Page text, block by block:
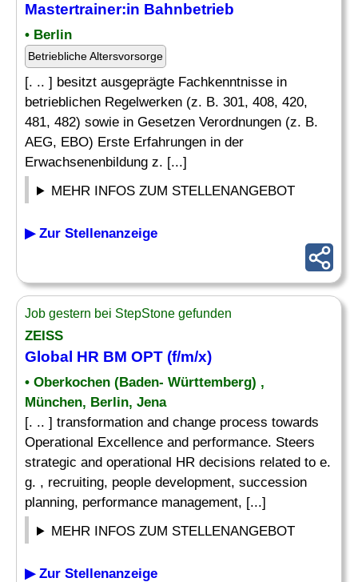
Mastertrainer:in Bahnbetrieb
• Berlin
Betriebliche Altersvorsorge
[. .. ] besitzt ausgeprägte Fachkenntnisse in
betrieblichen Regelwerken (z. B. 301, 408, 420,
481, 482) sowie in Gesetzen Verordnungen (z. B.
AEG, EBO) Erste Erfahrungen in der
Erwachsenenbildung z. [...]
MEHR INFOS ZUM STELLENANGEBOT
▶ Zur Stellenanzeige
Job gestern bei StepStone gefunden
ZEISS
Global HR BM OPT (f/m/x)
• Oberkochen (Baden- Württemberg) ,
München, Berlin, Jena
[. .. ] transformation and change process towards
Operational Excellence and performance. Steers
strategic and operational HR decisions related to e.
g. , recruiting, people development, succession
planning, performance management, [...]
MEHR INFOS ZUM STELLENANGEBOT
▶ Zur Stellenanzeige